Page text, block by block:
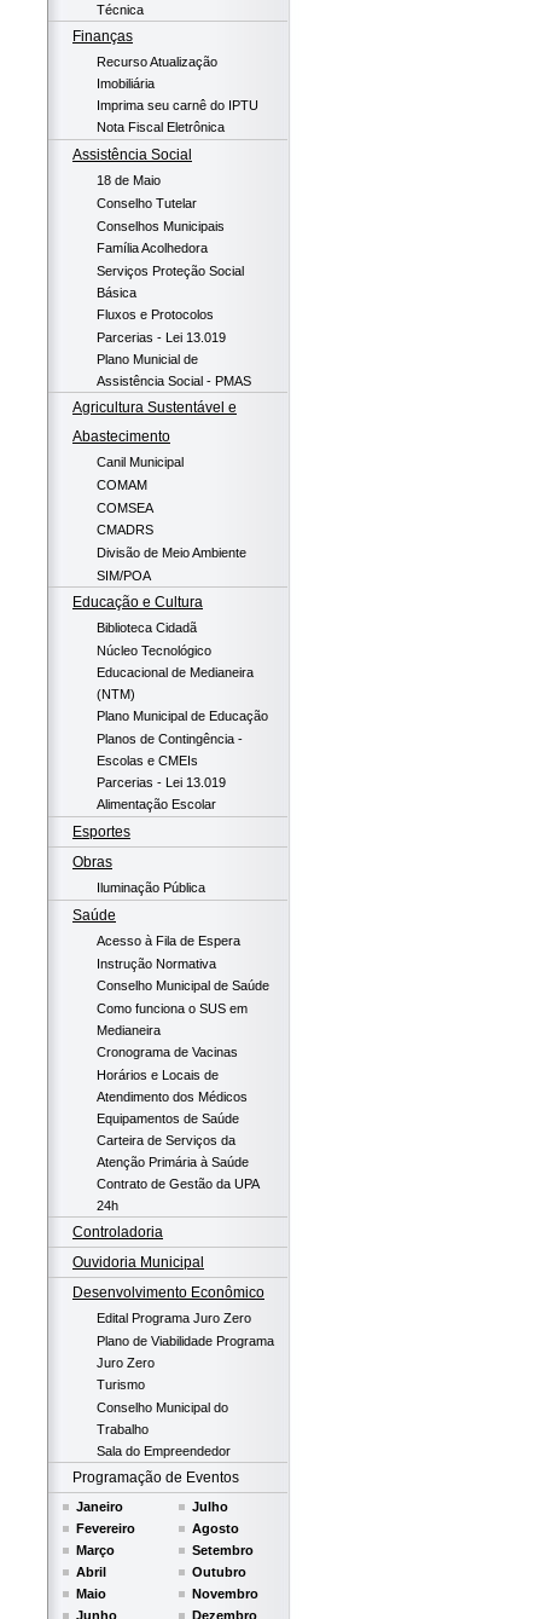
Técnica
Finanças
Recurso Atualização
Imobiliária
Imprima seu carnê do IPTU
Nota Fiscal Eletrônica
Assistência Social
18 de Maio
Conselho Tutelar
Conselhos Municipais
Família Acolhedora
Serviços Proteção Social
Básica
Fluxos e Protocolos
Parcerias - Lei 13.019
Plano Municial de
Assistência Social - PMAS
Agricultura Sustentável e
Abastecimento
Canil Municipal
COMAM
COMSEA
CMADRS
Divisão de Meio Ambiente
SIM/POA
Educação e Cultura
Biblioteca Cidadã
Núcleo Tecnológico
Educacional de Medianeira
(NTM)
Plano Municipal de Educação
Planos de Contingência -
Escolas e CMEIs
Parcerias - Lei 13.019
Alimentação Escolar
Esportes
Obras
Iluminação Pública
Saúde
Acesso à Fila de Espera
Instrução Normativa
Conselho Municipal de Saúde
Como funciona o SUS em
Medianeira
Cronograma de Vacinas
Horários e Locais de
Atendimento dos Médicos
Equipamentos de Saúde
Carteira de Serviços da
Atenção Primária à Saúde
Contrato de Gestão da UPA
24h
Controladoria
Ouvidoria Municipal
Desenvolvimento Econômico
Edital Programa Juro Zero
Plano de Viabilidade Programa
Juro Zero
Turismo
Conselho Municipal do
Trabalho
Sala do Empreendedor
Programação de Eventos
Janeiro
Fevereiro
Março
Abril
Maio
Junho
Julho
Agosto
Setembro
Outubro
Novembro
Dezembro